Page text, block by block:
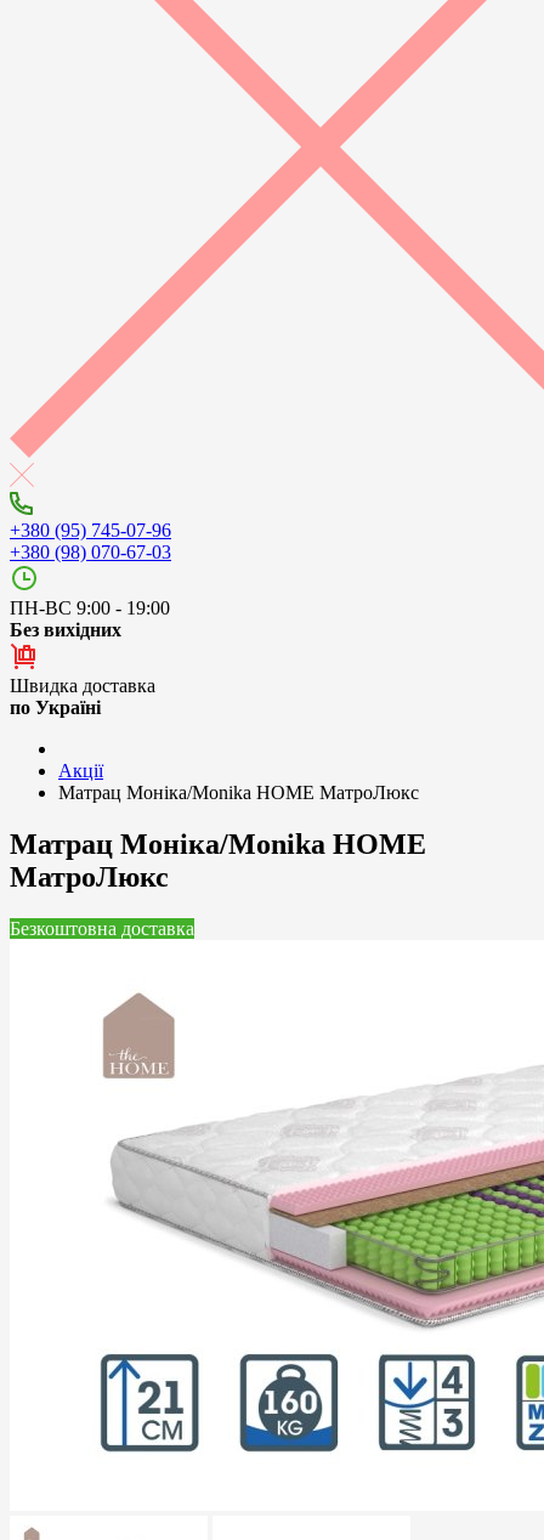
+380 (95) 745-07-96
+380 (98) 070-67-03
ПН-ВС 9:00 - 19:00
Без вихідних
Швидка доставка
по Україні
Акції
Матрац Моніка/Monika HOME МатроЛюкс
Матрац Моніка/Monika HOME
МатроЛюкс
Безкоштовна доставка